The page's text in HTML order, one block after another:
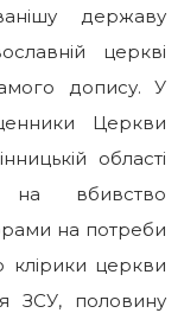
державу
церкві
допису. У
Церкви
області
на вбивство
на потреби
клірики церкви
ЗСУ, половину